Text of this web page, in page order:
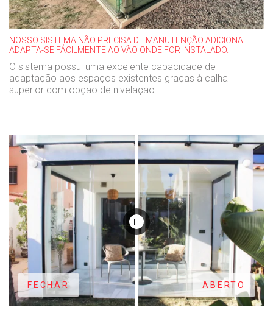
NOSSO SISTEMA NÃO PRECISA DE MANUTENÇÃO ADICIONAL E
ADAPTA-SE FÁCILMENTE AO VÃO ONDE FOR INSTALADO.
O sistema possui uma excelente capacidade de
adaptação aos espaços existentes graças à calha
superior com opção de nivelação.
FECHAR ABERTO